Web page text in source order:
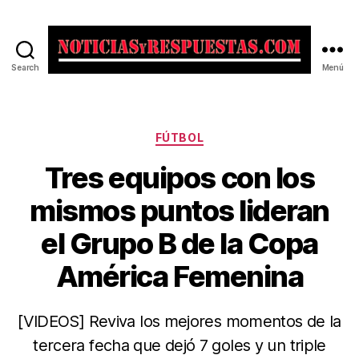
Search Menú
Categorías
FÚTBOL
Tres equipos con los
mismos puntos lideran
el Grupo B de la Copa
América Femenina
[VIDEOS] Reviva los mejores momentos de la
tercera fecha que dejó 7 goles y un triple